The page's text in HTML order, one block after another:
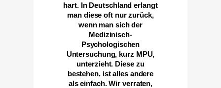
hart. In Deutschland erlangt
man diese oft nur zurück,
wenn man sich der
Medizinisch-
Psychologischen
Untersuchung, kurz MPU,
unterzieht. Diese zu
bestehen, ist alles andere
als einfach. Wir verraten,